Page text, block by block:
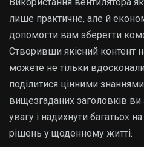
лише практичне, але й
допомогти вам зберегти
Створивши якісний контент
можете не тільки
поділитися цінними
вищезгаданих заголовків
увагу і надихнути багатьох
рішень у щоденному житті.